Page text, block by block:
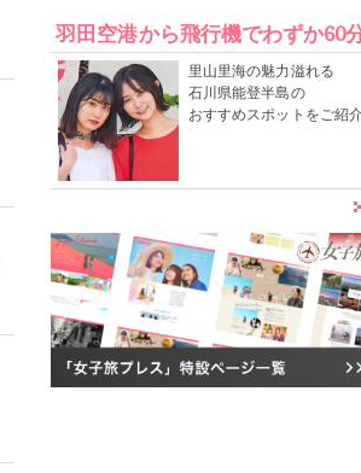
羽田空港から飛行機でわずか60
里山里海の魅力溢れる
石川県能登半島の
おすすめスポットをご紹介